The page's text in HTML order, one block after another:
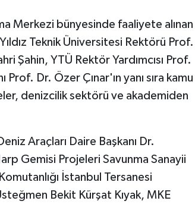
Merkezi bünyesinde faaliyete alınan
Teknik Üniversitesi Rektörü Prof.
Şahin, YTÜ Rektör Yardımcısı Prof.
Dr. Özer Çınar'ın yanı sıra kamu
denizcilik sektörü ve akademiden
Araçları Daire Başkanı Dr.
Gemisi Projeleri Savunma Sanayii
İstanbul Tersanesi
Bekit Kürşat Kıyak, MKE